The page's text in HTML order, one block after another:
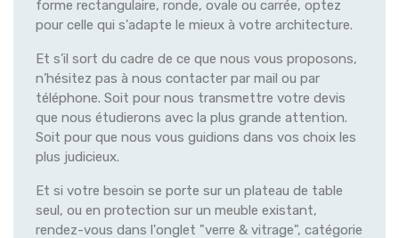
forme rectangulaire, ronde, ovale ou carrée, optez
pour celle qui s'adapte le mieux à votre architecture.
Et s’il sort du cadre de ce que nous vous proposons,
n’hésitez pas à nous contacter par mail ou par
téléphone. Soit pour nous transmettre votre devis
que nous étudierons avec la plus grande attention.
Soit pour que nous vous guidions dans vos choix les
plus judicieux.
Et si votre besoin se porte sur un plateau de table
seul, ou en protection sur un meuble existant,
rendez-vous dans l'onglet "verre & vitrage", catégorie